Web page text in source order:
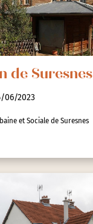
de Suresnes
06/2023
et Sociale de Suresnes